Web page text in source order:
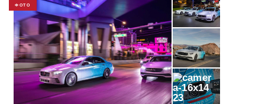
ФОТО
23